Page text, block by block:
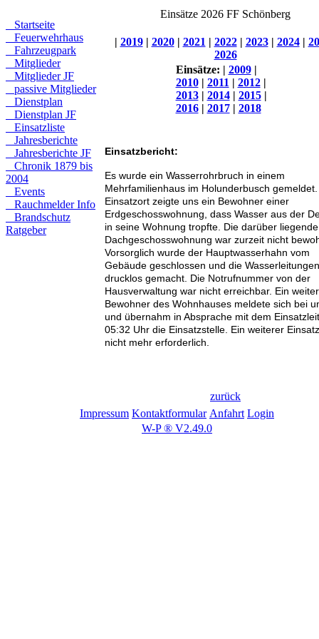
Startseite
Feuerwehrhaus
Fahrzeugpark
Mitglieder
Mitglieder JF
passive Mitglieder
Dienstplan
Dienstplan JF
Einsatzliste
Jahresberichte
Jahresberichte JF
Chronik 1879 bis
2004
Events
Rauchmelder Info
Brandschutz
Ratgeber
Einsätze 2026 FF Schönberg
| 2019| 2020| 2021 | 2022| 2023| 2024|
2026
Einsätze: | 2009|
2010| 2011 | 2012|
2013| 2014| 2015|
2016| 2017| 2018
Einsatzbericht:
Es wurde ein Wasserrohrbruch in einem
Mehrfamilienhaus im Holunderbusch gemeldet.
Einsatzort zeigte uns ein Bewohner einer
Erdgeschosswohnung, dass Wasser aus der
in seine Wohnung tropfte. Die darüber liegende
Dachgeschosswohnung war zurzeit nicht
Vorsorglich wurde der Hauptwasserhahn vom
Gebäude geschlossen und die Wasserleitungen
drucklos gemacht. Die Notrufnummer von der
Hausverwaltung war nicht erreichbar. Ein
Bewohner des Wohnhauses meldete sich bei
und übernahm in Absprache mit dem
05:32 Uhr die Einsatzstelle. Ein weiterer
nicht mehr erforderlich.
zurück
Impressum Kontaktformular Anfahrt Login
W-P ® V2.49.0